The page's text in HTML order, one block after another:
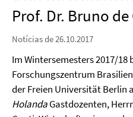
Prof. Dr. Bruno
Notícias de 26.10.2017
Im Wintersemesters 2017/18
Forschungszentrum
der Freien Universität Berlin
HolandaGastdozenten,